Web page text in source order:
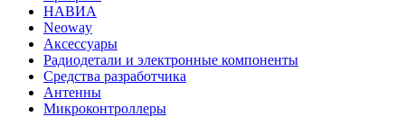
НАВИА
Neoway
Аксессуары
Радиодетали и электронные компоненты
Средства разработчика
Антенны
Микроконтроллеры